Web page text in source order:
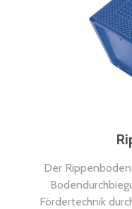
Der
Fördertechnik